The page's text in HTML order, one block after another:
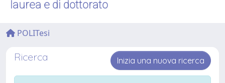
laurea e di dottorato
POLITesi
Ricerca Inizia una nuova ricerca